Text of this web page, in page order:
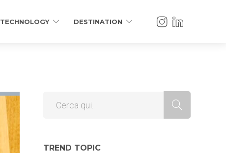
TECHNOLOGY DESTINATION
TREND TOPIC